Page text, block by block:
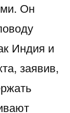
Он
Индия и
заявив,